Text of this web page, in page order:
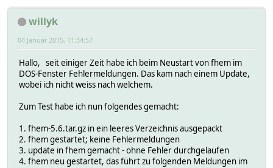
willyk
04 Januar 2015, 11:34:57
Hallo, seit einiger Zeit habe ich beim Neustart von fhem im
DOS-Fenster Fehlermeldungen. Das kam nach einem Update,
wobei ich nicht weiss nach welchem.
Zum Test habe ich nun folgendes gemacht:
1. fhem-5.6.tar.gz in ein leeres Verzeichnis ausgepackt
2. fhem gestartet; keine Fehlermeldungen
3. update in fhem gemacht - ohne Fehler durchgelaufen
4. fhem neu gestartet, das führt zu folgenden Meldungen im